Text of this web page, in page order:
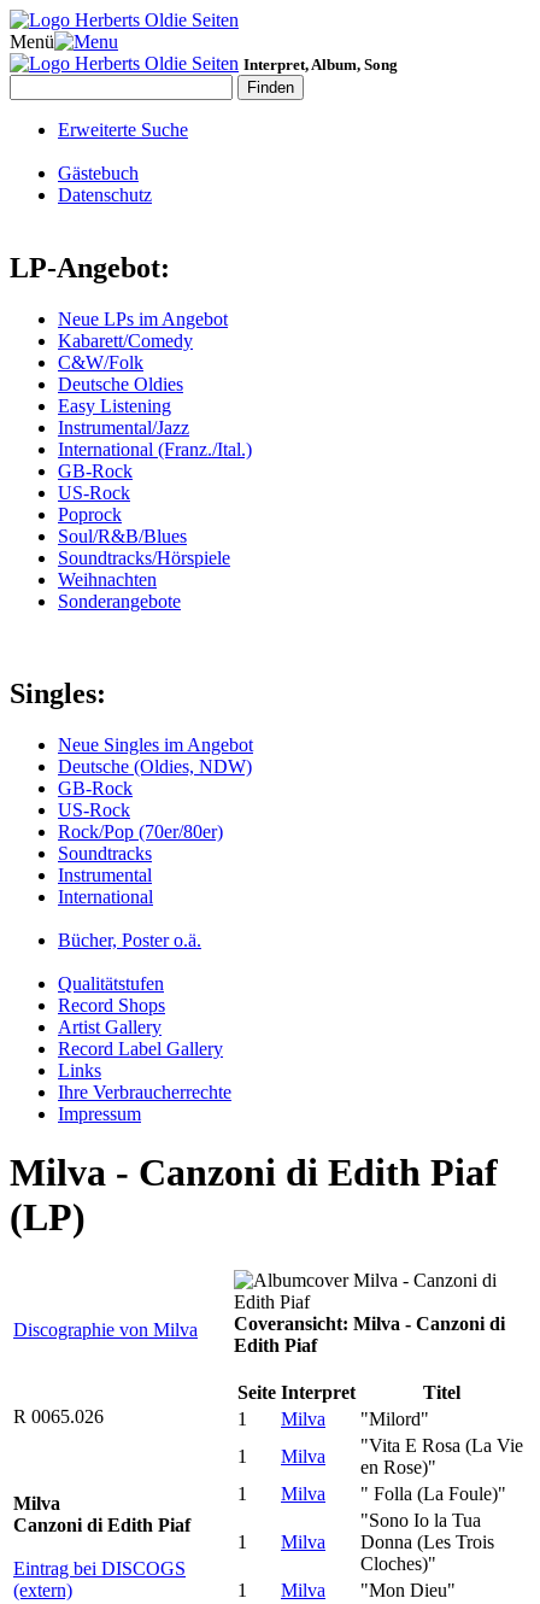
Menü
Interpret, Album, Song
Erweiterte Suche
Gästebuch
Datenschutz
LP-Angebot:
Neue LPs im Angebot
Kabarett/Comedy
C&W/Folk
Deutsche Oldies
Easy Listening
Instrumental/Jazz
International (Franz./Ital.)
GB-Rock
US-Rock
Poprock
Soul/R&B/Blues
Soundtracks/Hörspiele
Weihnachten
Sonderangebote
Singles:
Neue Singles im Angebot
Deutsche (Oldies, NDW)
GB-Rock
US-Rock
Rock/Pop (70er/80er)
Soundtracks
Instrumental
International
Bücher, Poster o.ä.
Qualitätstufen
Record Shops
Artist Gallery
Record Label Gallery
Links
Ihre Verbraucherrechte
Impressum
Milva - Canzoni di Edith Piaf
(LP)
Discographie von Milva
R 0065.026
Milva
Canzoni di Edith Piaf
Eintrag bei DISCOGS
(extern)
Coveransicht: Milva - Canzoni di
Edith Piaf
Seite Interpret
Titel
1
Milva
"Milord"
1
Milva
"Vita E Rosa (La Vie
en Rose)"
1
Milva " Folla (La Foule)"
1 Milva
"Sono Io la Tua
Donna (Les Trois
Cloches)"
1
Milva "Mon Dieu"